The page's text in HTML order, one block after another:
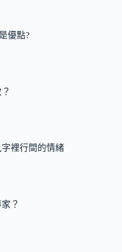
優點?
裡行間的情緒
？